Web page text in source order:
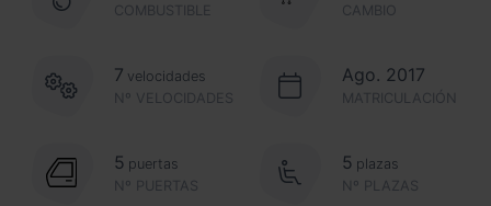
COMBUSTIBLE CAMBIO
Nº VELOCIDADES
7 velocidades Ago. 2017
MATRICULACIÓN
Nº PUERTAS
5 puertas
Nº PLAZAS
5 plazas